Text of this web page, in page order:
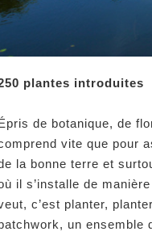
plantes introduites
Épris de botanique, de
vite que pour
la bonne terre et
il s’installe de
c’est planter,
un ensemble